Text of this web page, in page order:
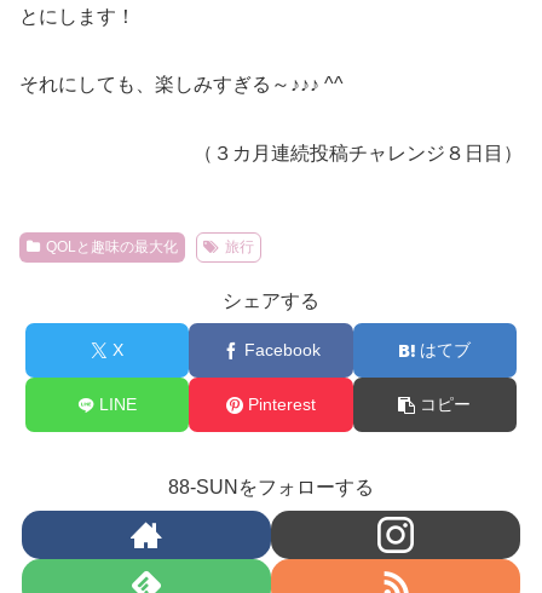
とにします！
それにしても、楽しみすぎる～♪♪♪ ^^
（３カ月連続投稿チャレンジ８日目）
QOLと趣味の最大化 旅行
シェアする
X Facebook はてブ
LINE Pinterest コピー
88-SUNをフォローする